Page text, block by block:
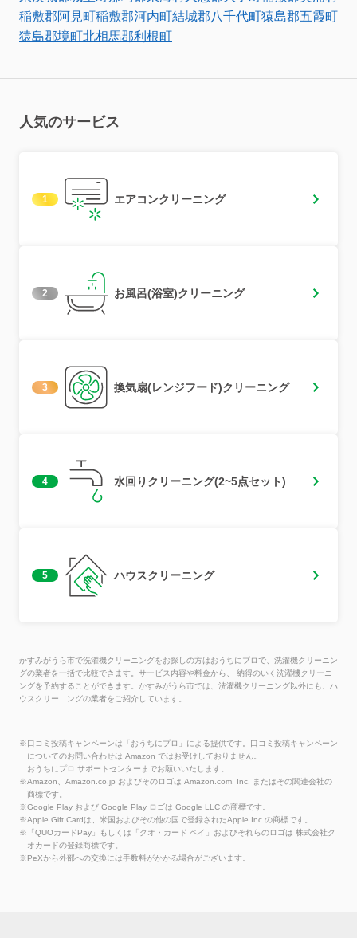
稲敷郡阿見町稲敷郡河内町結城郡八千代町猿島郡五霞町
猿島郡境町北相馬郡利根町
人気のサービス
1 エアコンクリーニング
2 お風呂(浴室)クリーニング
3 換気扇(レンジフード)クリーニング
4 水回りクリーニング(2~5点セット)
5 ハウスクリーニング
かすみがうら市で洗濯機クリーニングをお探しの方はおうちにプロで、洗濯機クリーニン
グの業者を一括で比較できます。サービス内容や料金から、 納得のいく洗濯機クリーニ
ングを予約することができます。かすみがうら市では、洗濯機クリーニング以外にも、ハ
ウスクリーニングの業者をご紹介しています。
※口コミ投稿キャンペーンは「おうちにプロ」による提供です。口コミ投稿キャンペーン
についてのお問い合わせは Amazon ではお受けしておりません。
おうちにプロ サポートセンターまでお願いいたします。
※Amazon、Amazon.co.jp およびそのロゴは Amazon.com, Inc. またはその関連会社の
商標です。
※Google Play および Google Play ロゴは Google LLC の商標です。
※Apple Gift Cardは、米国およびその他の国で登録されたApple Inc.の商標です。
※「QUOカードPay」もしくは「クオ・カード ペイ」およびそれらのロゴは 株式会社ク
オカードの登録商標です。
※PeXから外部への交換には手数料がかかる場合がございます。